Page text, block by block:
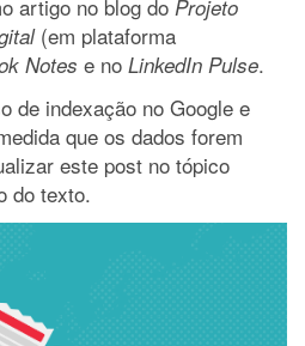
artigo no blog do Projeto
(em plataforma
Notes e no LinkedIn Pulse.
de indexação no Google e
que os dados forem
este post no tópico
do texto.